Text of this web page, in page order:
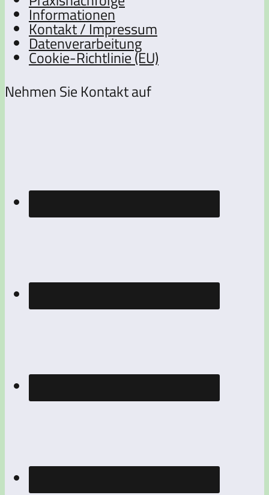
Informationen
Kontakt / Impressum
Datenverarbeitung
Cookie-Richtlinie (EU)
Nehmen Sie Kontakt auf